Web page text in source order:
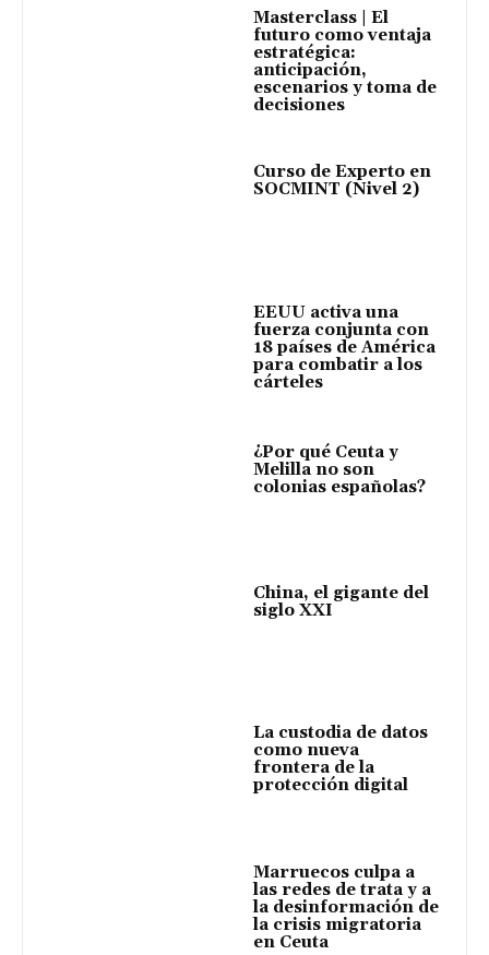
Masterclass | El
futuro como ventaja
estratégica:
anticipación,
escenarios y toma de
decisiones
Curso de Experto en
SOCMINT (Nivel 2)
EEUU activa una
fuerza conjunta con
18 países de América
para combatir a los
cárteles
¿Por qué Ceuta y
Melilla no son
colonias españolas?
China, el gigante del
siglo XXI
La custodia de datos
como nueva
frontera de la
protección digital
Marruecos culpa a
las redes de trata y a
la desinformación de
la crisis migratoria
en Ceuta